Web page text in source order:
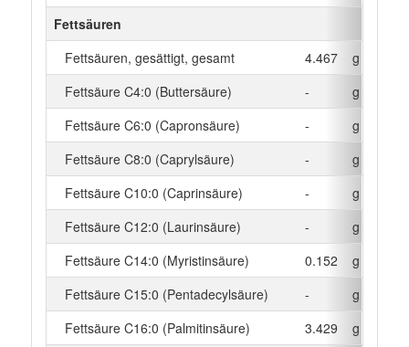
Fettsäuren
Fettsäuren, gesättigt, gesamt
4.467
g
Fettsäure C4:0 (Buttersäure)
-
g
Fettsäure C6:0 (Capronsäure)
-
g
Fettsäure C8:0 (Caprylsäure)
-
g
Fettsäure C10:0 (Caprinsäure)
-
g
Fettsäure C12:0 (Laurinsäure)
-
g
Fettsäure C14:0 (Myristinsäure)
0.152
g
Fettsäure C15:0 (Pentadecylsäure)
-
g
Fettsäure C16:0 (Palmitinsäure)
3.429
g